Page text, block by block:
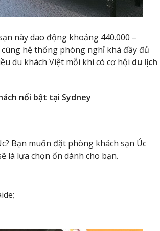
này dao động khoảng 440.000 –
hệ thống phòng nghỉ khá đầy đủ
du khách Việt mỗi khi có cơ hội du lịch
nổi bật tại Sydney
Bạn muốn đặt phòng khách sạn Úc
là lựa chọn ổn dành cho bạn.